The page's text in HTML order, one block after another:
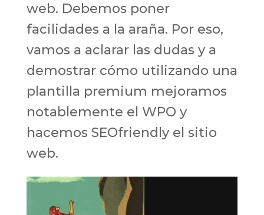
web. Debemos poner
facilidades a la araña. Por eso,
vamos a aclarar las dudas y a
demostrar cómo utilizando una
plantilla premium mejoramos
notablemente el WPO y
hacemos SEOfriendly el sitio
web.